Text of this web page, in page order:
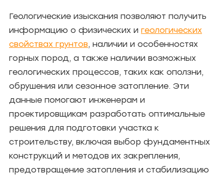
Геологические изыскания позволяют получить
информацию о физических и геологических
свойствах грунтов, наличии и особенностях
горных пород, а также наличии возможных
геологических процессов, таких как оползни,
обрушения или сезонное затопление. Эти
данные помогают инженерам и
проектировщикам разработать оптимальные
решения для подготовки участка к
строительству, включая выбор фундаментных
конструкций и методов их закрепления,
предотвращение затопления и стабилизацию